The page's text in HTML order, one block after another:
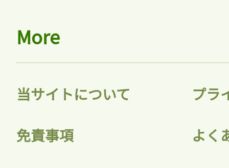
More
当サイトについて プラ
免責事項 よく